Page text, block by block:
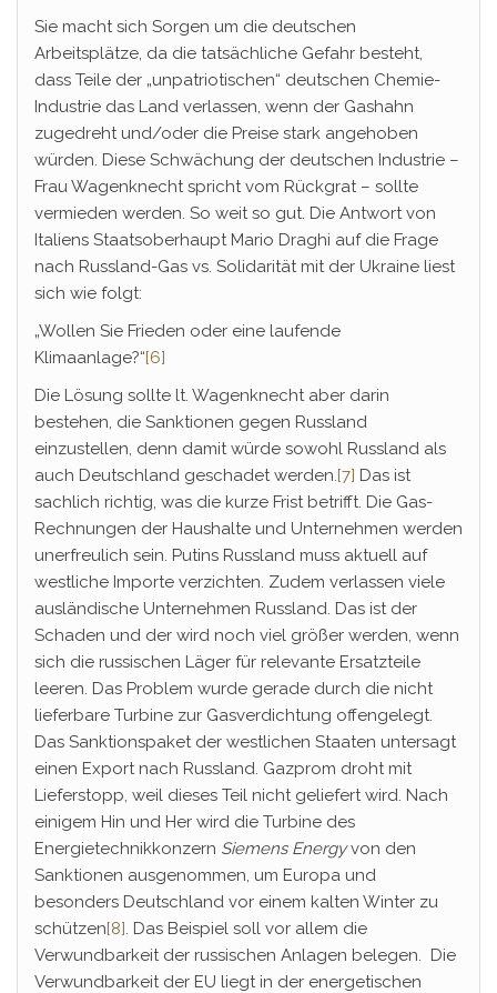
Sie macht sich Sorgen um die deutschen
Arbeitsplätze, da die tatsächliche Gefahr besteht,
dass Teile der „unpatriotischen“ deutschen Chemie-
Industrie das Land verlassen, wenn der Gashahn
zugedreht und/oder die Preise stark angehoben
würden. Diese Schwächung der deutschen Industrie –
Frau Wagenknecht spricht vom Rückgrat – sollte
vermieden werden. So weit so gut. Die Antwort von
Italiens Staatsoberhaupt Mario Draghi auf die Frage
nach Russland-Gas vs. Solidarität mit der Ukraine liest
sich wie folgt:
„Wollen Sie Frieden oder eine laufende
Klimaanlage?“[6]
Die Lösung sollte lt. Wagenknecht aber darin
bestehen, die Sanktionen gegen Russland
einzustellen, denn damit würde sowohl Russland als
auch Deutschland geschadet werden.[7] Das ist
sachlich richtig, was die kurze Frist betrifft. Die Gas-
Rechnungen der Haushalte und Unternehmen werden
unerfreulich sein. Putins Russland muss aktuell auf
westliche Importe verzichten. Zudem verlassen viele
ausländische Unternehmen Russland. Das ist der
Schaden und der wird noch viel größer werden, wenn
sich die russischen Läger für relevante Ersatzteile
leeren. Das Problem wurde gerade durch die nicht
lieferbare Turbine zur Gasverdichtung offengelegt.
Das Sanktionspaket der westlichen Staaten untersagt
einen Export nach Russland. Gazprom droht mit
Lieferstopp, weil dieses Teil nicht geliefert wird. Nach
einigem Hin und Her wird die Turbine des
Energietechnikkonzern Siemens Energyvon den
Sanktionen ausgenommen, um Europa und
besonders Deutschland vor einem kalten Winter zu
schützen[8]. Das Beispiel soll vor allem die
Verwundbarkeit der russischen Anlagen belegen. Die
Verwundbarkeit der EU liegt in der energetischen